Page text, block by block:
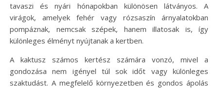
tavaszi és nyári hónapokban különösen látványos. A
virágok, amelyek fehér vagy rózsaszín árnyalatokban
pompáznak, nemcsak szépek, hanem illatosak is, így
különleges élményt nyújtanak a kertben.
A kaktusz számos kertész számára vonzó, mivel a
gondozása nem igényel túl sok időt vagy különleges
szaktudást. A megfelelő környezetben és gondos ápolás